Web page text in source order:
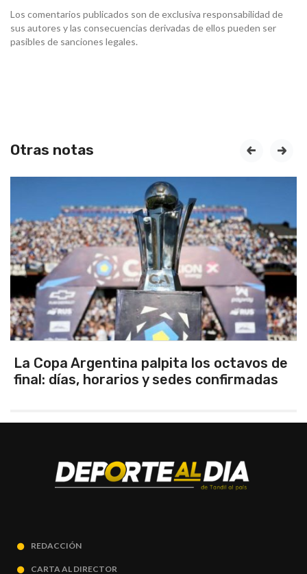
Los comentarios publicados son de exclusiva responsabilidad de
sus autores y las consecuencias derivadas de ellos pueden ser
pasibles de sanciones legales.
Otras notas
Los seleccionados Sub 15 y Sub 13 de
Tandil ganaron en el debut
prev next
REDACCIÓN
CARTA AL DIRECTOR